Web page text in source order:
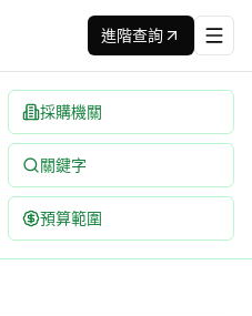
進階查詢
採購機關
關鍵字
預算範圍
招標公告 | 案號：115KL60S
育服務 | 招標方式：公開取